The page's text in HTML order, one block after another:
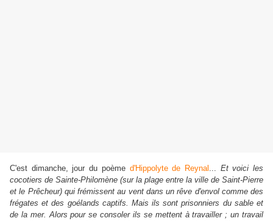
C'est dimanche, jour du poème d'Hippolyte de Reynal ... Et voici les
cocotiers de Sainte-Philomène (sur la plage entre la ville de Saint-Pierre
et le Prêcheur) qui frémissent au vent dans un rêve d'envol comme des
frégates et des goélands captifs. Mais ils sont prisonniers du sable et
de la mer. Alors pour se consoler ils se mettent à travailler ; un travail